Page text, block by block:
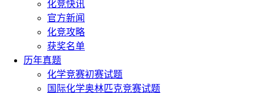
化竞快讯
官方新闻
化竞攻略
获奖名单
历年真题
化学竞赛初赛试题
国际化学奥林匹克竞赛试题